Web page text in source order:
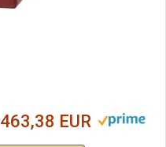
463,38 EUR